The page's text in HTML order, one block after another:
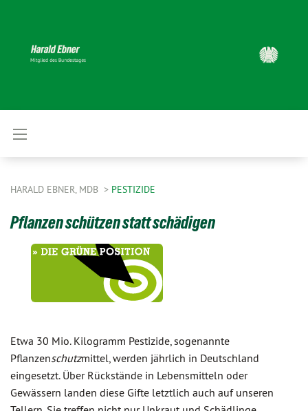
HARALD EBNER, MDB PESTIZIDE
Pflanzen schützen statt schädigen
Etwa 30 Mio. Kilogramm Pestizide, sogenannte
Pflanzenschutzmit­tel, werden jährlich in Deutschland
eingesetzt. Über Rückstände in Lebensmitteln oder
Gewässern landen diese Gifte letztlich auch auf unseren